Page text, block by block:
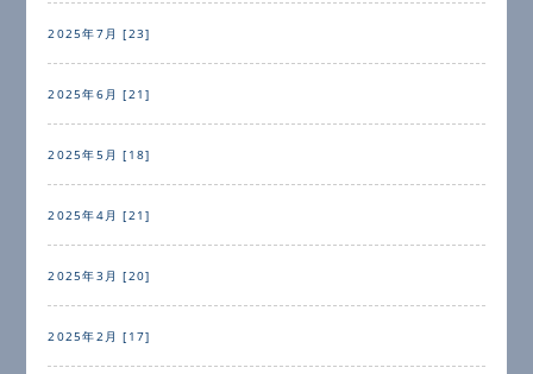
2025年7月 [23]
2025年6月 [21]
2025年5月 [18]
2025年4月 [21]
2025年3月 [20]
2025年2月 [17]